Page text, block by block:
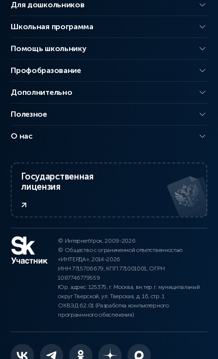
Для дошкольников
Школьная программа
Помощь школьнику
Профобразование
Дополнительно
Полезное
О нас
Государственная
лицензия
© ИнтернетУрок, 2009-2026
© Общество с ограниченной ответственностью
«ИНТЕРДА», 2014-2026
ИНН 7715706679, КПП 771001001, ОГРН
1087746779559
Юр. адрес: 125375, г. Москва, вн.тер.г. муниципальный
округ Тверской, ул. Тверская, д. 16, стр. 1
ОКВЭД 62.01 (Разработка компьютерного
программного обеспечения)